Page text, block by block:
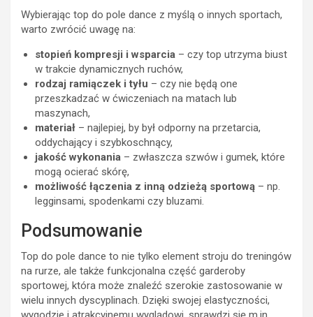
Wybierając top do pole dance z myślą o innych sportach,
warto zwrócić uwagę na:
stopień kompresji i wsparcia – czy top utrzyma biust
w trakcie dynamicznych ruchów,
rodzaj ramiączek i tyłu – czy nie będą one
przeszkadzać w ćwiczeniach na matach lub
maszynach,
materiał – najlepiej, by był odporny na przetarcia,
oddychający i szybkoschnący,
jakość wykonania – zwłaszcza szwów i gumek, które
mogą ocierać skórę,
możliwość łączenia z inną odzieżą sportową – np.
legginsami, spodenkami czy bluzami.
Podsumowanie
Top do pole dance to nie tylko element stroju do treningów
na rurze, ale także funkcjonalna część garderoby
sportowej, która może znaleźć szerokie zastosowanie w
wielu innych dyscyplinach. Dzięki swojej elastyczności,